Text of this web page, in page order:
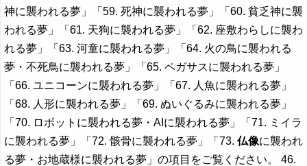
神に襲われる夢」「59. 死神に襲われる夢」「60. 貧乏神に襲
われる夢」「61. 天狗に襲われる夢」「62. 座敷わらしに襲わ
れる夢」「63. 河童に襲われる夢」「64. 火の鳥に襲われる
夢・不死鳥に襲われる夢」「65. ペガサスに襲われる夢」
「66. ユニコーンに襲われる夢」「67. 人魚に襲われる夢」
「68. 人形に襲われる夢」「69. ぬいぐるみに襲われる夢」
「70. ロボットに襲われる夢・AIに襲われる夢」「71. ミイラ
に襲われる夢」「72. 骸骨に襲われる夢」「73.仏像に襲われ
る夢・お地蔵様に襲われる夢」の項目をご覧ください。 46.